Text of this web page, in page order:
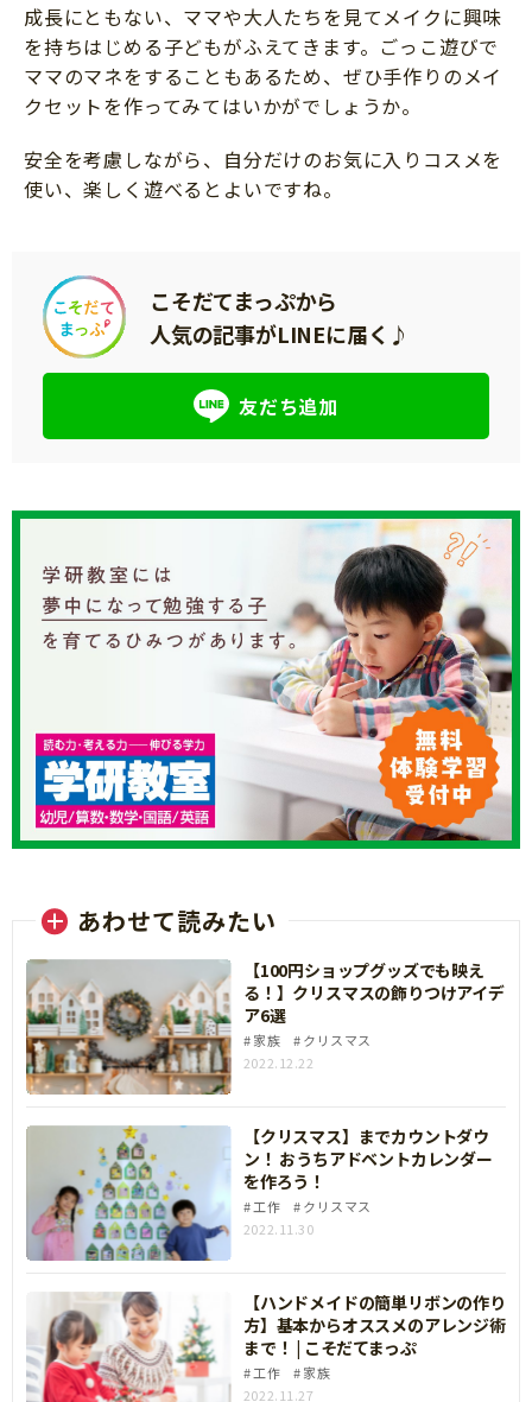
成長にともない、ママや大人たちを見てメイクに興味
を持ちはじめる子どもがふえてきます。ごっこ遊びで
ママのマネをすることもあるため、ぜひ手作りのメイ
クセットを作ってみてはいかがでしょうか。
安全を考慮しながら、自分だけのお気に入りコスメを
使い、楽しく遊べるとよいですね。
こそだてまっぷから
人気の記事がLINEに届く♪
友だち追加
あわせて読みたい
【100円ショップグッズでも映え
る！】クリスマスの飾りつけアイデ
ア6選
家族
クリスマス
2022.12.22
【クリスマス】までカウントダウ
ン！ おうちアドベントカレンダー
を作ろう！
工作
クリスマス
2022.11.30
【ハンドメイドの簡単リボンの作り
方】基本からオススメのアレンジ術
まで！ | こそだてまっぷ
工作
家族
2022.11.27